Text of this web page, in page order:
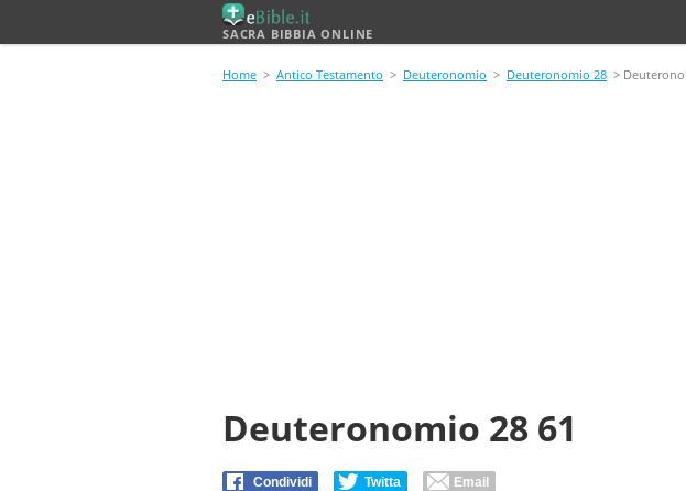
SACRA BIBBIA ONLINE
Home > Antico Testamento > Deuteronomio > Deuteronomio 28 >
Deuteronomio 28 61
Condividi Twitta Email